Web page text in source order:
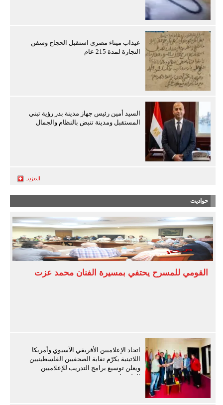
عيذاب ميناء مصرى استقبل الحجاج وسفن
التجارة لمدة 215 عام
السيد أمين رئيس جهاز مدينة بدر رؤية تبني
المستقبل ومدينة تنبض بالنظام والجمال
حواديت
القومي للمسرح يحتفي بمسيرة الفنان محمد عزت
اتحاد الإعلاميين الأفريقي الآسيوي وأمريكا
اللاتينية يكرّم نقابة الصحفيين الفلسطينيين
ويعلن توسيع برامج التدريب للإعلاميين
الفلسطينيين